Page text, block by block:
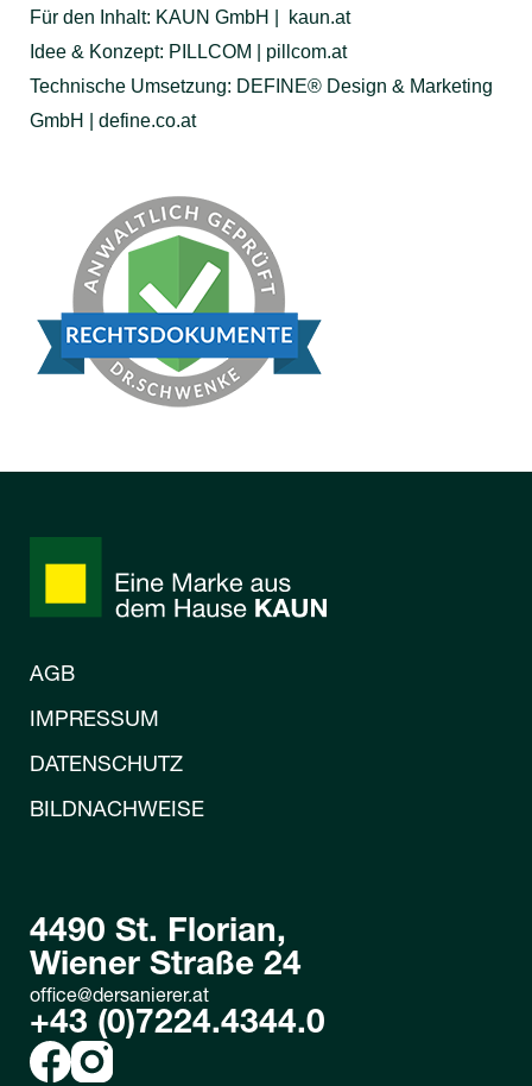
Für den Inhalt: KAUN GmbH | kaun.at
Idee & Konzept: PILLCOM | pillcom.at
Technische Umsetzung: DEFINE® Design & Marketing
GmbH | define.co.at
AGB
IMPRESSUM
DATENSCHUTZ
BILDNACHWEISE
4490 St. Florian,
Wiener Straße 24
office@dersanierer.at
+43 (0)7224.4344.0